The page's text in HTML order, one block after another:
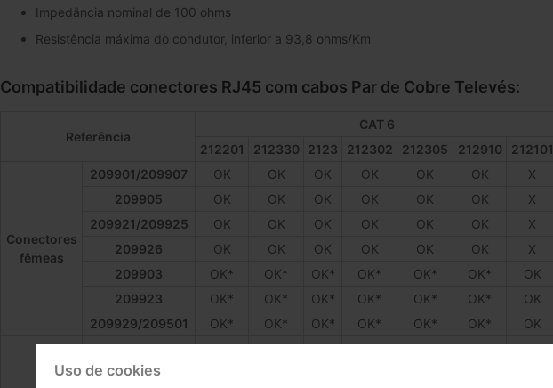
Impedância nominal de 100 ohms
Resistência máxima do condutor, inferior a 93,8 ohms/Km
Compatibilidade conectores RJ45 com cabos Par de Cobre Televés:
Referência
CAT 6
212201
212330 2123 212302 212305 212910 212101
Conectores
fêmeas
209901/209907 OK OK OK OK OK OK X
209905
OK OK OK OK OK OK X
209921/209925
OK OK OK OK OK OK X
209926
OK OK OK OK OK OK X
209903
OK* OK* OK* OK* OK* OK* OK
209923
OK* OK* OK* OK* OK* OK* OK
209929/209501
OK* OK* OK* OK* OK* OK* OK
209902 OK OK OK OK OK OK X
209961/209962
Uso de cookies